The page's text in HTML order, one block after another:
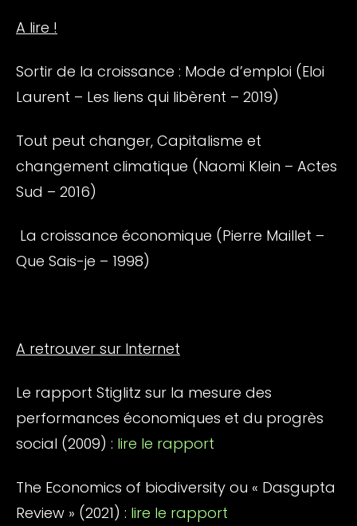
A lire !
Sortir de la croissance : Mode d’emploi (Eloi
Laurent – Les liens qui libèrent – 2019)
Tout peut changer, Capitalisme et
changement climatique (Naomi Klein – Actes
Sud – 2016)
La croissance économique (Pierre Maillet –
Que Sais-je – 1998)
A retrouver sur Internet
Le rapport Stiglitz sur la mesure des
performances économiques et du progrès
social (2009) : lire le rapport
The Economics of biodiversity ou « Dasgupta
Review » (2021) : lire le rapport